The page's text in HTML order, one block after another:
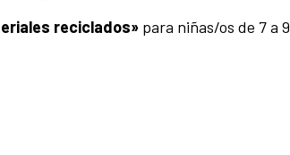
reciclados» para niñas/os de 7 a 9